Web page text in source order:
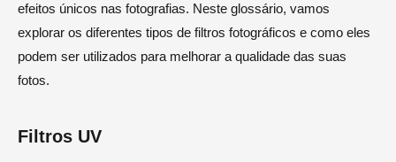
efeitos únicos nas fotografias. Neste glossário, vamos
explorar os diferentes tipos de filtros fotográficos e como eles
podem ser utilizados para melhorar a qualidade das suas
fotos.
Filtros UV